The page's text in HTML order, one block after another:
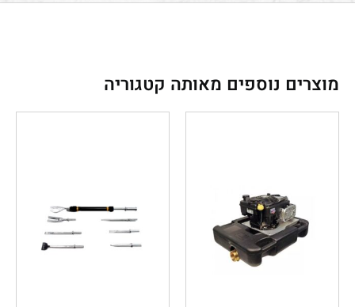
מוצרים נוספים מאותה קטגוריה